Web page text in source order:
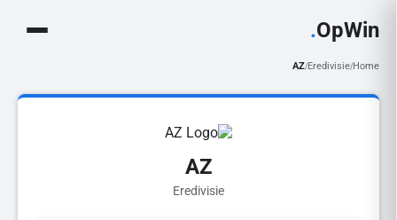
OpWin
.
Home
/
Eredivisie
/
AZ
AZ
Eredivisie